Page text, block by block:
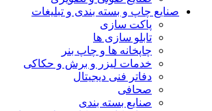
صنایع چاپ و بسته بندی و تبلیغات
پاکت سازی
تابلو سازی ها
چاپخانه ها و چاپ بنر
خدمات لیزر و برش و حکاکی
دفاتر فنی دیجیتال
صحافی
صنایع بسته بندی